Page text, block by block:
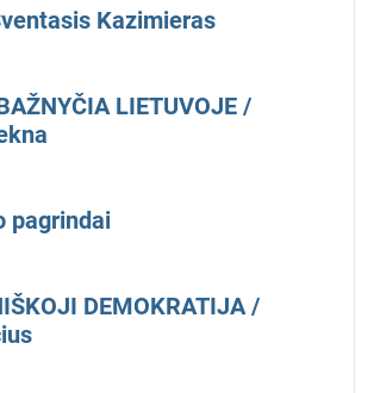
Kazimieras
LIETUVOJE /
pagrindai
DEMOKRATIJA /